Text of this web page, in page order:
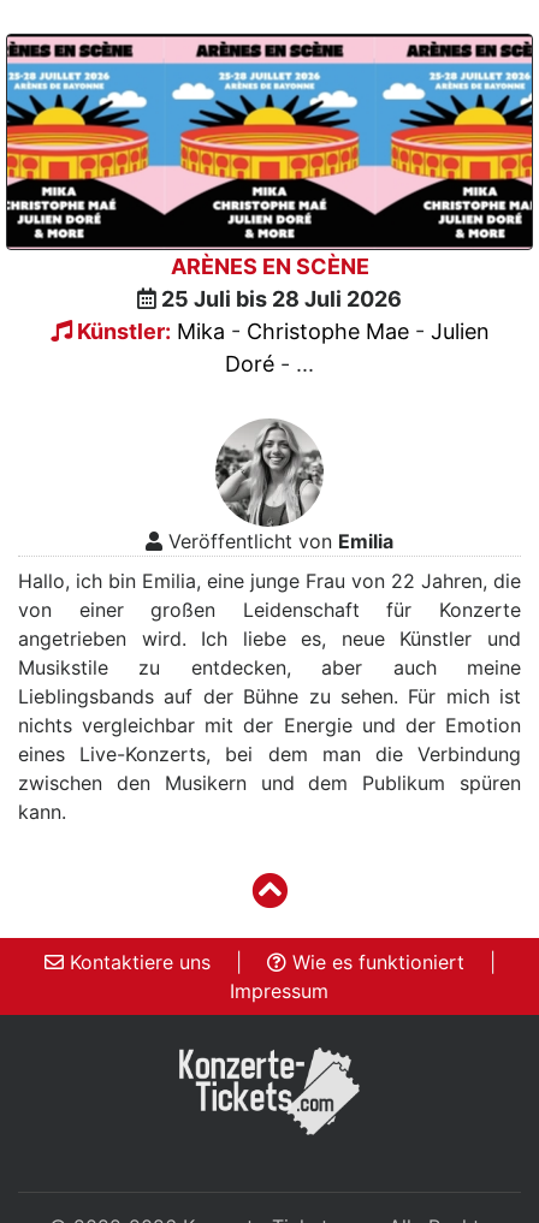
ARÈNES EN SCÈNE
25 Juli bis 28 Juli 2026
Künstler: Mika - Christophe Mae- Julien
Doré - ...
Veröffentlicht von Emilia
Hallo, ich bin Emilia, eine junge Frau von 22 Jahren, die
von einer großen Leidenschaft für Konzerte
angetrieben wird. Ich liebe es, neue Künstler und
Musikstile zu entdecken, aber auch meine
Lieblingsbands auf der Bühne zu sehen. Für mich ist
nichts vergleichbar mit der Energie und der Emotion
eines Live-Konzerts, bei dem man die Verbindung
zwischen den Musikern und dem Publikum spüren
kann.
Kontaktiere uns Wie es funktioniert
Impressum